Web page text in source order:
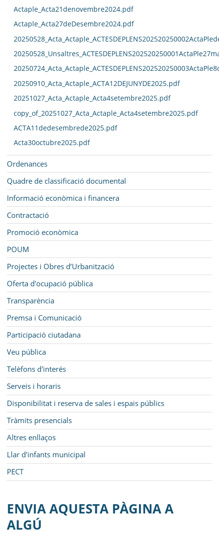
Actaple_Acta21denovembre2024.pdf
Actaple_Acta27deDesembre2024.pdf
20250910_Acta_Actaple_ACTA12DEJUNYDE2025.pdf
20251027_Acta_Actaple_Acta4setembre2025.pdf
copy_of_20251027_Acta_Actaple_Acta4setembre2025.pdf
ACTA11dedesembrede2025.pdf
Acta30octubre2025.pdf
Ordenances
Quadre de classificació documental
Informació econòmica i financera
Contractació
Promoció econòmica
POUM
Projectes i Obres d’Urbanització
Oferta d'ocupació pública
Transparència
Premsa i Comunicació
Participació ciutadana
Veu pública
Telèfons d'interés
Serveis i horaris
Disponibilitat i reserva de sales i espais públics
Tràmits presencials
Altres enllaços
Llar d'infants municipal
PECT
ENVIA AQUESTA PÀGINA A
ALGÚ